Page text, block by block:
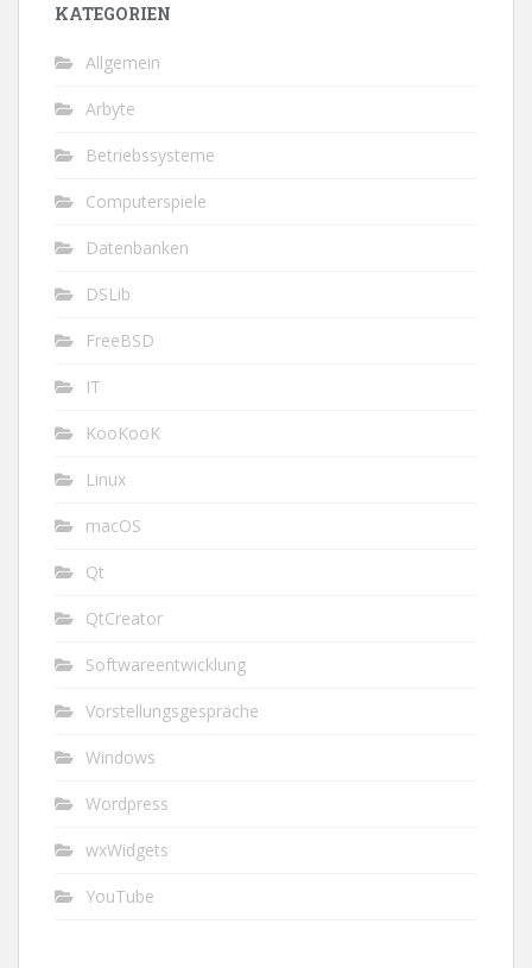
KATEGORIEN
Allgemein
Arbyte
Betriebssysteme
Computerspiele
Datenbanken
DSLib
FreeBSD
IT
KooKooK
Linux
macOS
Qt
QtCreator
Softwareentwicklung
Vorstellungsgespräche
Windows
Wordpress
wxWidgets
YouTube